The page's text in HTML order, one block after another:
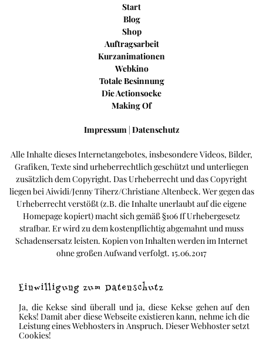
Impressum | Datenschutz
Alle Inhalte dieses Internetangebotes, insbesondere Videos, Bilder,
Grafiken, Texte sind urheberrechtlich geschützt und unterliegen
zusätzlich dem Copyright. Das Urheberrecht und das Copyright
liegen bei Aiwidi/Jenny Tiherz/Christiane Altenbeck. Wer gegen das
Urheberrecht verstößt (z.B. die Inhalte unerlaubt auf die eigene
Homepage kopiert) macht sich gemäß §106 ff Urhebergesetz
strafbar. Er wird zu dem kostenpflichtig abgemahnt und muss
Schadensersatz leisten. Kopien von Inhalten werden im Internet
ohne großen Aufwand verfolgt. 15.06.2017
Start
Blog
Shop
Auftragsarbeit
Kurzanimationen
Webkino
Totale Besinnung
Die Actionsocke
Making Of
Einwilligung zum Datenschutz
Ja, die Kekse sind überall und ja, diese Kekse gehen auf den
Keks! Damit aber diese Webseite existieren kann, nehme ich die
Leistung eines Webhosters in Anspruch. Dieser Webhoster setzt
Cookies!